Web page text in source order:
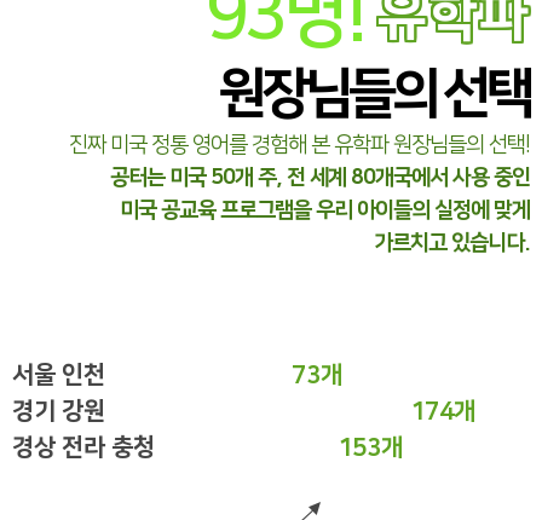
유학파
원장님들의 선택
진짜 미국 정통 영어를 경험해 본 유학파 원장님들의 선택!
공터는 미국 50개 주, 전 세계 80개국에서 사용 중인
미국 공교육 프로그램을 우리 아이들의 실정에 맞게
가르치고 있습니다.
서울 인천
73개
경기 강원
174개
경상 전라 충청
153개